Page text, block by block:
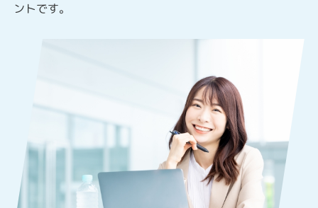
ントです。